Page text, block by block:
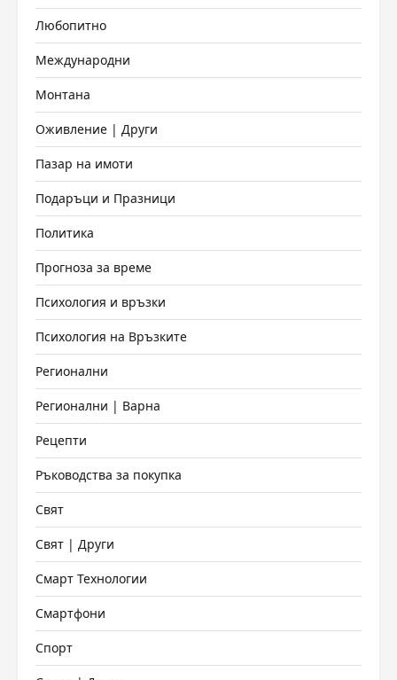
Любопитно
Международни
Монтана
Оживление | Други
Пазар на имоти
Подаръци и Празници
Политика
Прогноза за време
Психология и връзки
Психология на Връзките
Регионални
Регионални | Варна
Рецепти
Ръководства за покупка
Свят
Свят | Други
Смарт Технологии
Смартфони
Спорт